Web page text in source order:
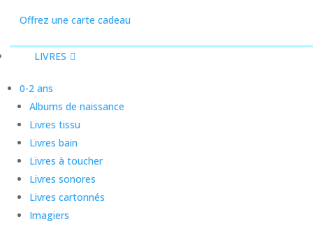
Offrez une carte cadeau
LIVRES
0-2 ans
Albums de naissance
Livres tissu
Livres bain
Livres à toucher
Livres sonores
Livres cartonnés
Imagiers